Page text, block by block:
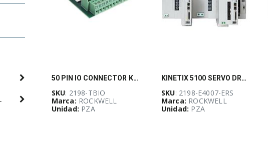
50 PIN IO CONNECTOR KIT
SKU: 2198-TBIO
Marca: ROCKWELL
Unidad: PZA
KINETIX 5100 SERVO DRIVE, 480V THREE PHASE, 0.75KW
SKU: 2198-E4007-ERS
Marca: ROCKWELL
Unidad: PZA